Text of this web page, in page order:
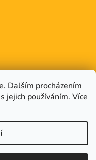
Dalším procházením
jejich používáním. Více